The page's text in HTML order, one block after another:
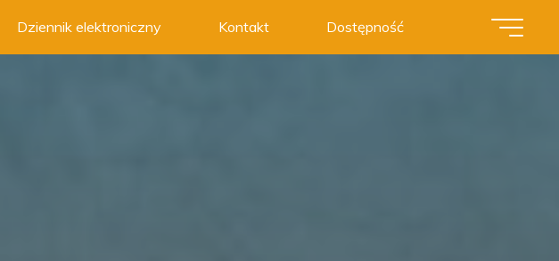
Dziennik elektroniczny Kontakt Dostępność